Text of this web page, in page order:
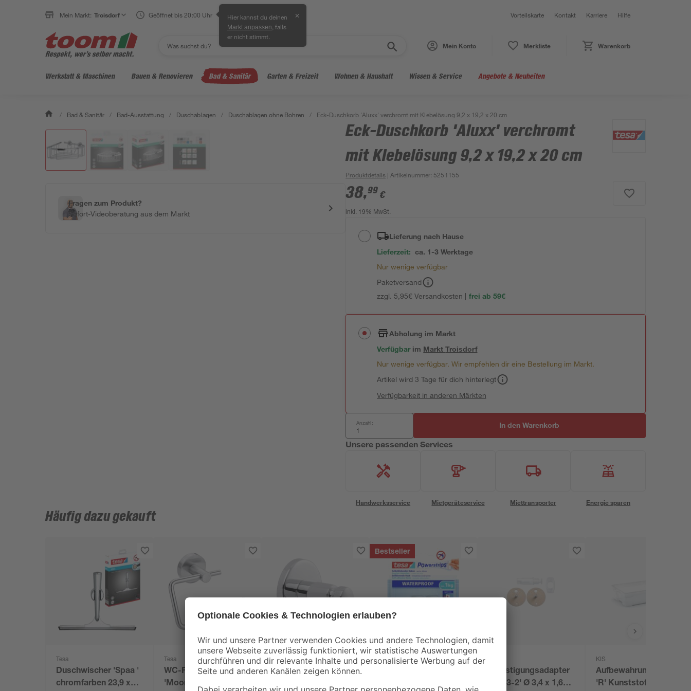
Mein Markt: Troisdorf Geöffnet bis 20:00 Uhr Hier kannst du deinen
Markt anpassen , falls
er nicht stimmt.
✕ Vorteilskarte Kontakt Karriere Hilfe
Mein Konto Merkliste Warenkorb
Werkstatt & Maschinen Bauen & Renovieren Bad & Sanitär Garten & Freizeit Wohnen & Haushalt Wissen & Service Angebote & Neuheiten
/ Bad & Sanitär / Bad-Ausstattung / Duschablagen / Duschablagen ohne Bohren / Eck-Duschkorb 'Aluxx' verchromt mit Klebelösung 9,2 x 19,2 x 20 cm
Fragen zum Produkt?
Sofort-Videoberatung aus dem Markt
Eck-Duschkorb 'Aluxx' verchromt
mit Klebelösung 9,2 x 19,2 x 20 cm
Produktdetails | Artikelnummer: 5251155
38,99 €
inkl. 19% MwSt.
Lieferung nach Hause
Lieferzeit: ca. 1-3 Werktage
Nur wenige verfügbar
Paketversand
zzgl. 5,95€ Versandkosten | frei ab 59€
Abholung im Markt
Verfügbar im MarktTroisdorf
Nur wenige verfügbar. Wir empfehlen dir eine Bestellung im Markt.
Artikel wird 3 Tage für dich hinterlegt
Verfügbarkeit in anderen Märkten
Anzahl: In den Warenkorb
Unsere passenden Services
Handwerksservice Mietgeräteservice Miettransporter Energie sparen
Häufig dazu gekauft
Tesa
Duschwischer 'Spaa '
chromfarben 23,9 x
Tesa
WC-Rollenhalter
'Moon' 13,8 x 10,5 x 5
Tesa
Handtuchhaken
Bestseller
Tesa
Befestigungsadapter
'BK43-2' Ø 3,4 x 1,6
KIS
Aufbewahrungsbox
'R' Kunststoff Größe